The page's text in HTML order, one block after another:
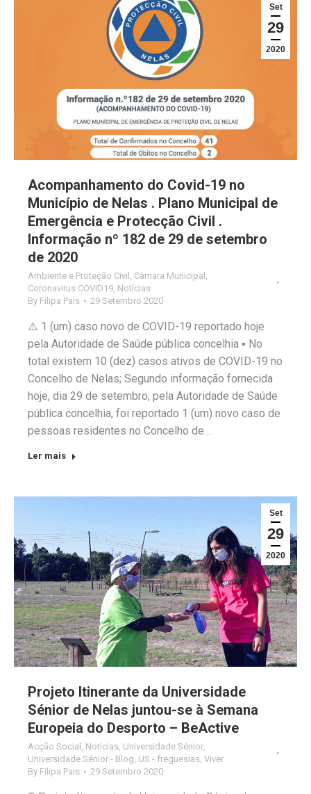
Set
29
2020
Acompanhamento do Covid-19 no
Município de Nelas . Plano Municipal de
Emergência e Protecção Civil .
Informação nº 182 de 29 de setembro
de 2020
Ambiente e Proteção Civil , Câmara Municipal ,
Coronavirus COVID19, Notícias
By Filipa Pais 29 Setembro 2020
⚠️ 1 (um) caso novo de COVID-19 reportado hoje
pela Autoridade de Saúde pública concelhia ▪️ No
total existem 10 (dez) casos ativos de COVID-19 no
Concelho de Nelas; Segundo informação fornecida
hoje, dia 29 de setembro, pela Autoridade de Saúde
pública concelhia, foi reportado 1 (um) novo caso de
pessoas residentes no Concelho de…
Ler mais
Set
29
2020
Projeto Itinerante da Universidade
Sénior de Nelas juntou-se à Semana
Europeia do Desporto – BeActive
Acção Social Notícias Universidade Sénior
Universidade Sénior - Blog US - freguesias Viver
By Filipa Pais 29 Setembro 2020